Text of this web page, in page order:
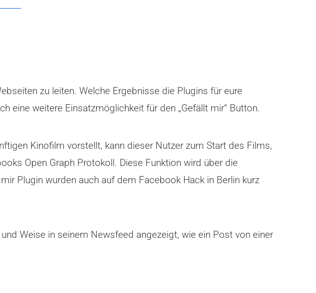
zu leiten. Welche Ergebnisse die Plugins für eure
eine weitere Einsatzmöglichkeit für den „Gefällt mir“ Button.
Kinofilm vorstellt, kann dieser Nutzer zum Start des Films,
Open Graph Protokoll. Diese Funktion wird über die
Plugin wurden auch auf dem Facebook Hack in Berlin kurz
Weise in seinem Newsfeed angezeigt, wie ein Post von einer